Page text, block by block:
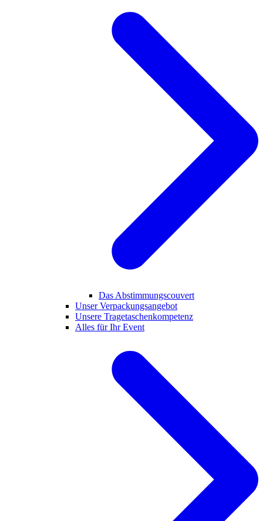
Das Abstimmungscouvert
Unser Verpackungsangebot
Unsere Tragetaschenkompetenz
Alles für Ihr Event